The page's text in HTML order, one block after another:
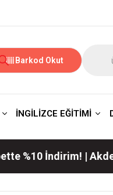
Barkod Okut
İNGİLİZCE EĞİTİMİ
İndirim! | Akdem